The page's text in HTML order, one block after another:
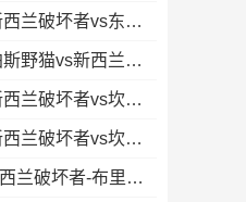
04月10日NBL(A)常规赛 新西兰破坏者vs东南墨尔本凤凰 录像
04月07日NBL(A)常规赛 珀斯野猫vs新西兰破坏者 录像
04月04日NBL(A)常规赛 新西兰破坏者vs坎斯大班 录像
03月27日NBL(A)常规赛 新西兰破坏者vs坎斯大班 录像集锦
03月24日NBL(A)常规赛新西兰破坏者-布里斯班子弹录像